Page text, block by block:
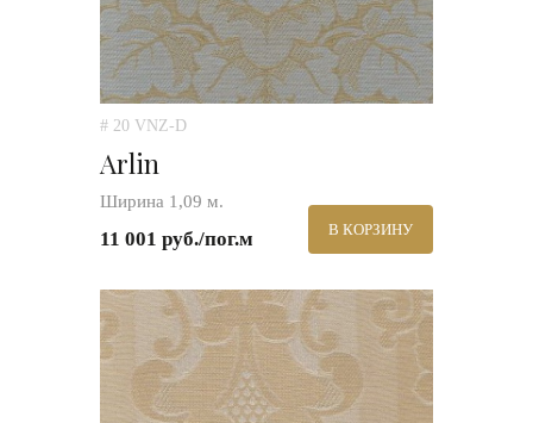
# 20 VNZ-D
Arlin
Ширина 1,09 м.
11 001 руб./пог.м В КОРЗИНУ